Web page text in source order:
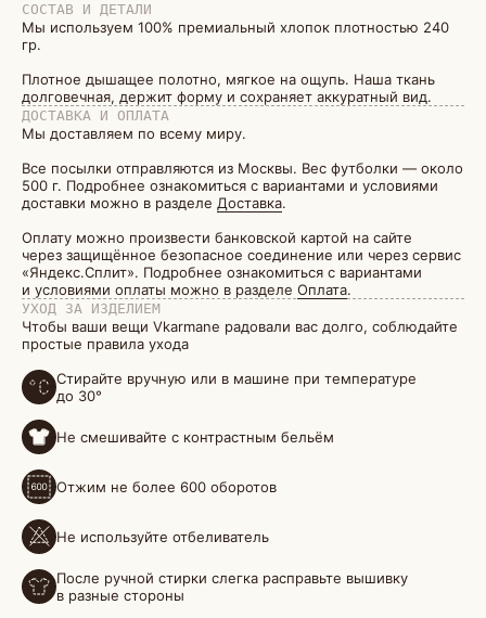
СОСТАВ И ДЕТАЛИ
Мы используем 100% премиальный хлопок плотностью 240
гр.
Плотное дышащее полотно, мягкое на ощупь. Наша ткань
долговечная, держит форму и сохраняет аккуратный вид.
ДОСТАВКА И ОПЛАТА
Мы доставляем по всему миру.
Все посылки отправляются из Москвы. Вес футболки — около
500 г. Подробнее ознакомиться с вариантами и условиями
доставки можно в разделе Доставка.
Оплату можно произвести банковской картой на сайте
через защищённое безопасное соединение или через сервис
«Яндекс.Сплит». Подробнее ознакомиться с вариантами
и условиями оплаты можно в разделе Оплата.
УХОД ЗА ИЗДЕЛИЕМ
Чтобы ваши вещи Vkarmane радовали вас долго, соблюдайте
простые правила ухода
Стирайте вручную или в машине при температуре
до 30°
Не смешивайте с контрастным бельём
Отжим не более 600 оборотов
Не используйте отбеливатель
После ручной стирки слегка расправьте вышивку
в разные стороны
БОЛЕЕ 50 000 ДРУЗЕЙ VKARMANE ПО ВСЕЙ СТРАНЕ
Истории, которые мы носим «в кармане»